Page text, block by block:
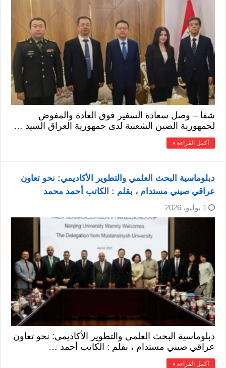
شفا – وصل سعادة السفير فوق العادة والمفوض
لجمهورية الصين الشعبية لدى جمهورية العراق السيد …
أكمل القراءة »
دبلوماسية البحث العلمي والتطوير الأكاديمي: نحو تعاون
عراقي صيني مستدام ، بقلم : الكاتب أحمد محمد
1 يوليو، 2026
دبلوماسية البحث العلمي والتطوير الأكاديمي: نحو تعاون
عراقي صيني مستدام ، بقلم : الكاتب أحمد …
أكمل القراءة »